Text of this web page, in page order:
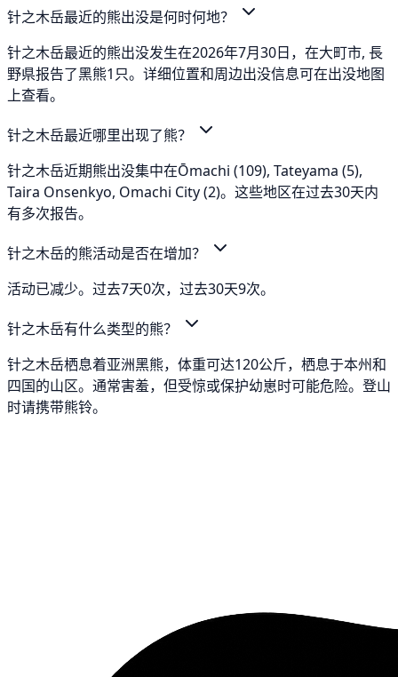
针之木岳最近的熊出没是何时何地？
针之木岳最近的熊出没发生在2026年7月30日，在大町市, 長
野県报告了黑熊1只。详细位置和周边出没信息可在出没地图
上查看。
针之木岳最近哪里出现了熊？
针之木岳近期熊出没集中在Ōmachi (109), Tateyama (5),
Taira Onsenkyo, Omachi City (2)。这些地区在过去30天内
有多次报告。
针之木岳的熊活动是否在增加？
活动已减少。过去7天0次，过去30天9次。
针之木岳有什么类型的熊？
针之木岳栖息着亚洲黑熊，体重可达120公斤，栖息于本州和
四国的山区。通常害羞，但受惊或保护幼崽时可能危险。登山
时请携带熊铃。